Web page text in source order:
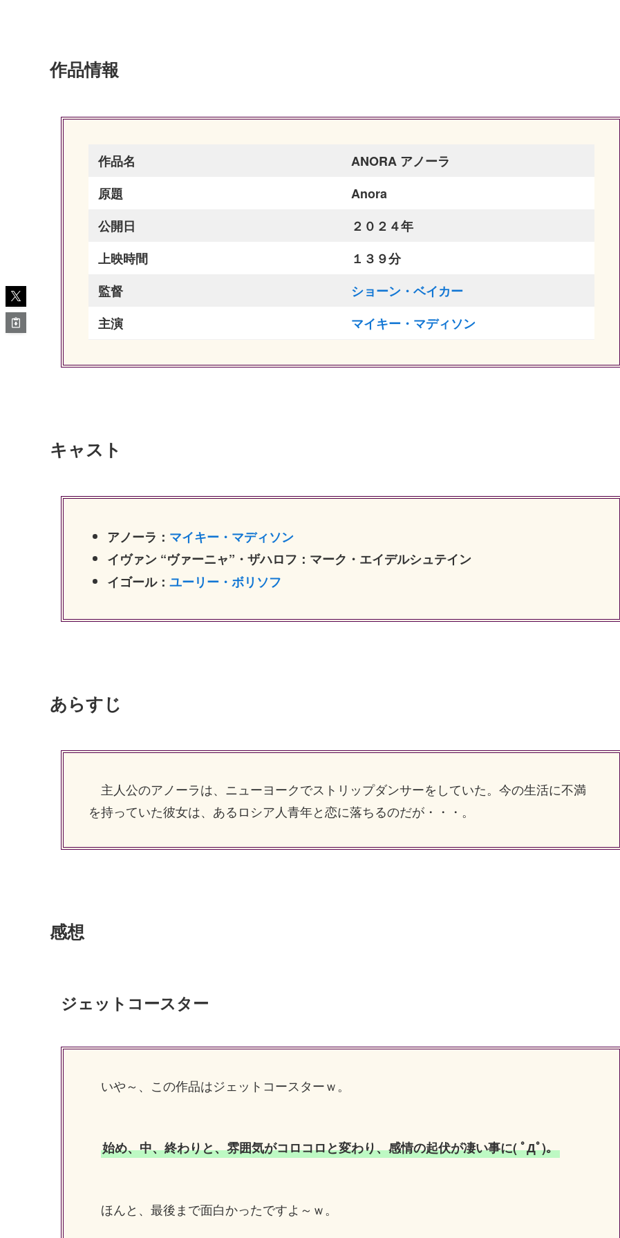
作品情報
作品名
ANORA アノーラ
原題
Anora
公開日
２０２４年
上映時間
１３９分
監督
ショーン・ベイカー
主演
マイキー・マディソン
キャスト
アノーラ： マイキー・マディソン
イヴァン “ヴァーニャ”・ザハロフ：マーク・エイデルシュテイン
イゴール： ユーリー・ボリソフ
あらすじ
主人公のアノーラは、ニューヨークでストリップダンサーをしていた。今の生活に不満
を持っていた彼女は、あるロシア人青年と恋に落ちるのだが・・・。
感想
ジェットコースター
いや～、この作品はジェットコースターｗ。
始め、中、終わりと、雰囲気がコロコロと変わり、感情の起伏が凄い事に( ﾟДﾟ)。
ほんと、最後まで面白かったですよ～ｗ。